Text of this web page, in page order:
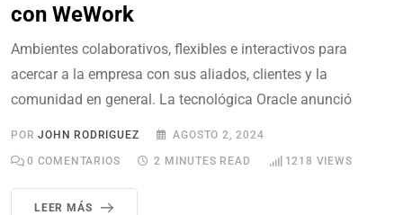
con WeWork
Ambientes colaborativos, flexibles e interactivos para
acercar a la empresa con sus aliados, clientes y la
comunidad en general. La tecnológica Oracle anunció
PORJOHN RODRIGUEZ AGOSTO 2, 2024
0 COMENTARIOS 2 MINUTES READ 1218 VIEWS
LEER MÁS